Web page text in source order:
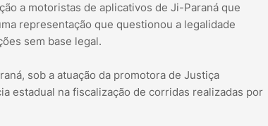
a motoristas de aplicativos de Ji-Paraná que
representação que questionou a legalidade
sem base legal.
sob a atuação da promotora de Justiça
estadual na fiscalização de corridas realizadas por